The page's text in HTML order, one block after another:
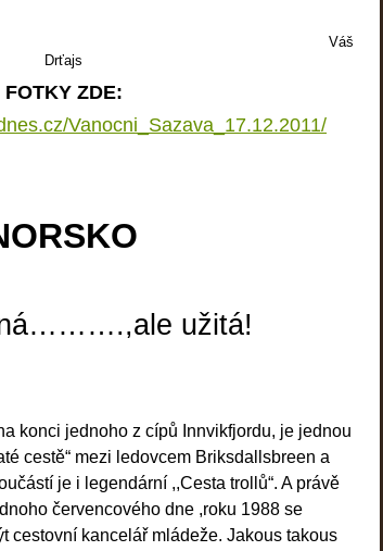
Drťajs
FOTKY ZDE:
Vanocni_Sazava_17.12.2011/
užitá!
konci jednoho z cípů Innvikfjordu, je jednou
cestě“ mezi ledovcem Briksdallsbreen a
je i legendární ,,Cesta trollů“. A právě
červencového dne ,roku 1988 se
cestovní kancelář mládeže. Jakous takous